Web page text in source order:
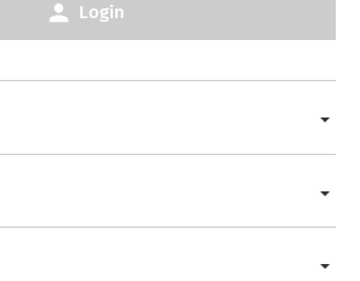
Login